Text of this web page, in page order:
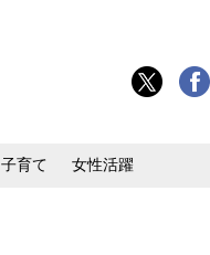
子育て 女性活躍